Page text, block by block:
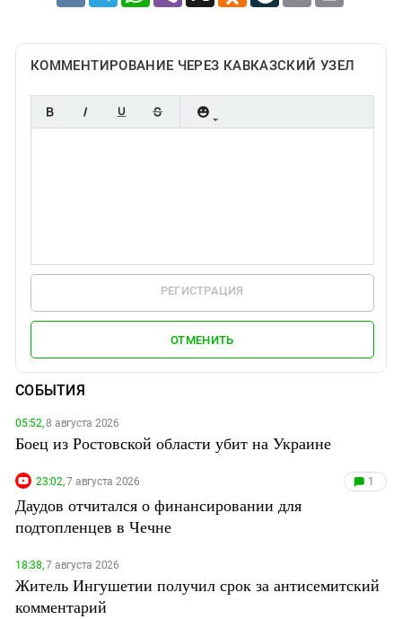
КОММЕНТИРОВАНИЕ ЧЕРЕЗ КАВКАЗСКИЙ УЗЕЛ
РЕГИСТРАЦИЯ
ОТМЕНИТЬ
СОБЫТИЯ
05:52,8 августа 2026
Боец из Ростовской области убит на Украине
23:02,7 августа 2026 1
Даудов отчитался о финансировании для
подтопленцев в Чечне
18:38,7 августа 2026
Житель Ингушетии получил срок за антисемитский
комментарий